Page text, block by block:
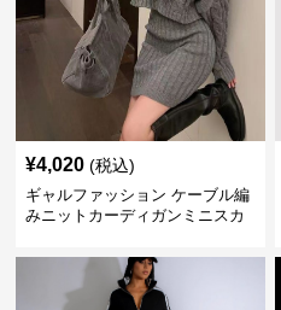
¥4,020 (税込)
ギャルファッション ケーブル編
みニットカーディガンミニスカ